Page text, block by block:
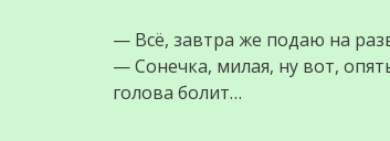
— Всё, завтра же подаю на
— Сонечка, милая, ну вот,
голова болит…